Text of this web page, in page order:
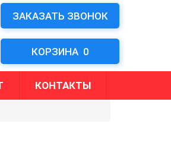
ЗАКАЗАТЬ ЗВОНОК
КОРЗИНА 0
КОНТАКТЫ